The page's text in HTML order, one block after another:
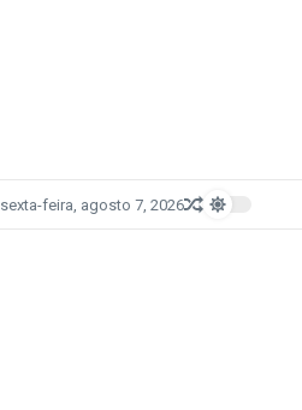
sexta-feira, agosto 7, 2026